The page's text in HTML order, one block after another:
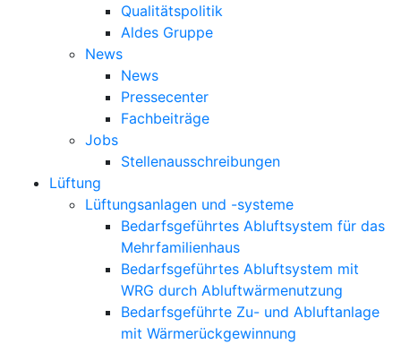
Qualitätspolitik
Aldes Gruppe
News
News
Pressecenter
Fachbeiträge
Jobs
Stellenausschreibungen
Lüftung
Lüftungsanlagen und -systeme
Bedarfsgeführtes Abluftsystem für das
Mehrfamilienhaus
Bedarfsgeführtes Abluftsystem mit
WRG durch Abluftwärmenutzung
Bedarfsgeführte Zu- und Abluftanlage
mit Wärmerückgewinnung